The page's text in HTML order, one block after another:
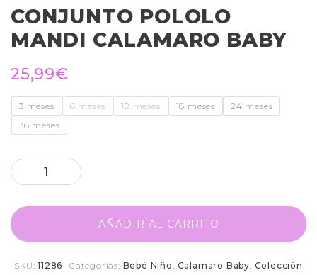
CONJUNTO POLOLO
MANDI CALAMARO BABY
25,99€
3 meses 6 meses 12 meses 18 meses
24 meses
36 meses
AÑADIR AL CARRITO
SKU:11286 Categorías: Bebé Niño Calamaro Baby Colección